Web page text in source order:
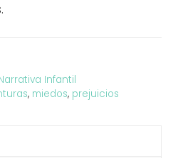
Infantil
, miedos, prejuicios